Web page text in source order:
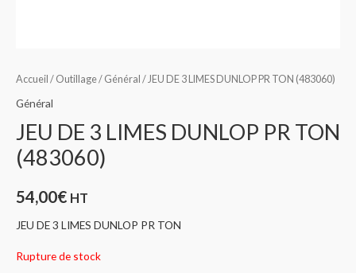
Accueil / Outillage/ Général / JEU DE 3 LIMES DUNLOP PR TON (483060)
Général
JEU DE 3 LIMES DUNLOP PR TON
(483060)
54,00€ HT
JEU DE 3 LIMES DUNLOP PR TON
Rupture de stock